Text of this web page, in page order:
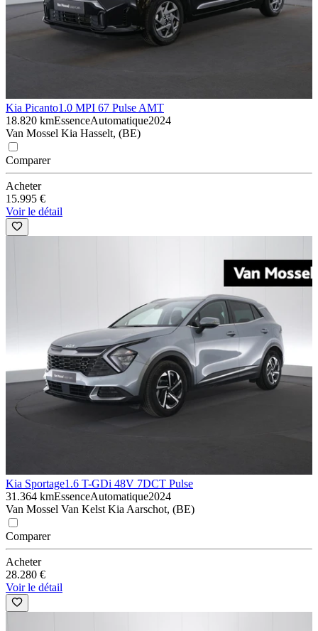
Kia Picanto1.0 MPI 67 Pulse AMT
18.820 kmEssenceAutomatique2024
Van Mossel Kia Hasselt, (BE)
Comparer
Acheter
15.995 €
Voir le détail
Kia Sportage1.6 T-GDi 48V 7DCT Pulse
31.364 kmEssenceAutomatique2024
Van Mossel Van Kelst Kia Aarschot, (BE)
Comparer
Acheter
28.280 €
Voir le détail